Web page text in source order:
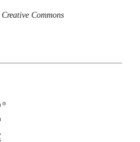
Creative Commons